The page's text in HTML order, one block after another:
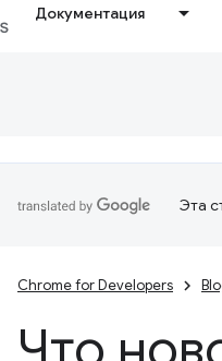
Документация
Эта
Chrome for Developers